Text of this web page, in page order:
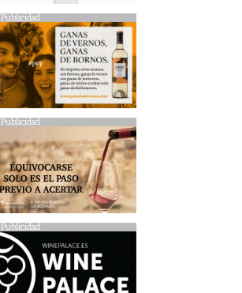
Publicidad
Publicidad
Publicidad